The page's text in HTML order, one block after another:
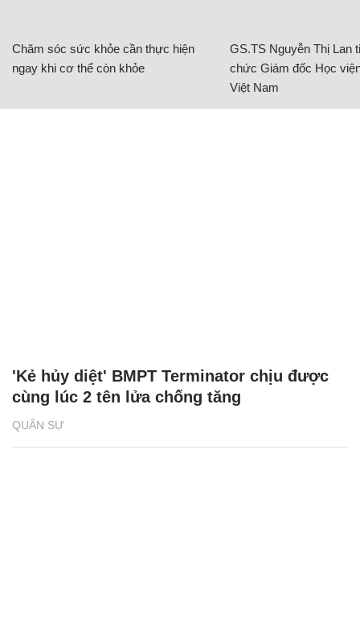
Chăm sóc sức khỏe cần thực hiện
ngay khi cơ thể còn khỏe
GS.TS Nguyễn Thị Lan
chức Giám đốc Học
Việt Nam
QUÂN SỰ
'Kẻ hủy diệt' BMPT Terminator chịu được
cùng lúc 2 tên lửa chống tăng